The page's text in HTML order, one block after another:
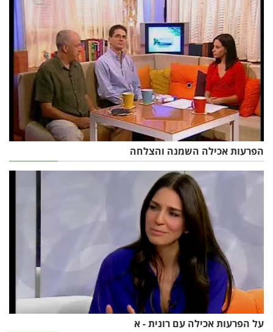
הפרעות אכילה השמנה והצלחה
על הפרעות אכילה עם רונית - א